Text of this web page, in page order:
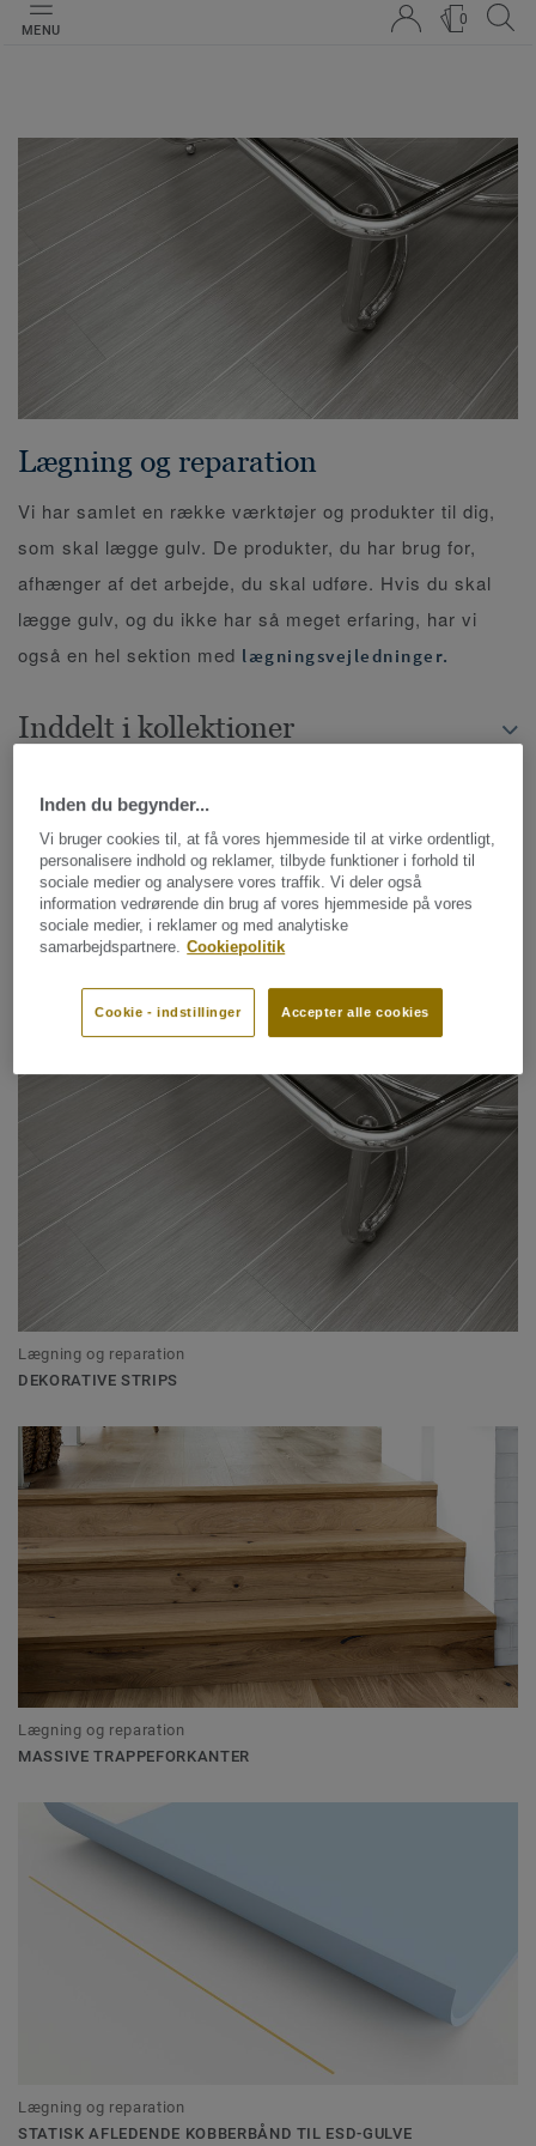
MENU
0
Lægning og reparation
Vi har samlet en række værktøjer og produkter til dig,
som skal lægge gulv. De produkter, du har brug for,
afhænger af det arbejde, du skal udføre. Hvis du skal
lægge gulv, og du ikke har så meget erfaring, har vi
også en hel sektion med lægningsvejledninger.
Inddelt i kollektioner
FILTRER SØGNING
11 kollektioner
SORTER EFTER
Lægning og reparation
DEKORATIVE STRIPS
Lægning og reparation
MASSIVE TRAPPEFORKANTER
Lægning og reparation
STATISK AFLEDENDE KOBBERBÅND TIL ESD-GULVE
Inden du begynder...
Vi bruger cookies til, at få vores hjemmeside til at virke ordentligt,
personalisere indhold og reklamer, tilbyde funktioner i forhold til
sociale medier og analysere vores traffik. Vi deler også
information vedrørende din brug af vores hjemmeside på vores
sociale medier, i reklamer og med analytiske
samarbejdspartnere. Cookiepolitik
Accepter alle cookies
Cookie - indstillinger